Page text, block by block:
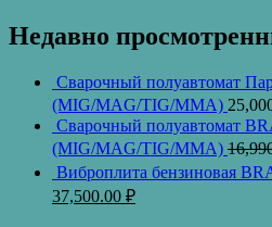
Недавно
Cварочный полуавтомат
(MIG/MAG/TIG/MMA)
Cварочный полуавтомат
(MIG/MAG/TIG/MMA)
Виброплита бензиновая
37,500.00 ₽